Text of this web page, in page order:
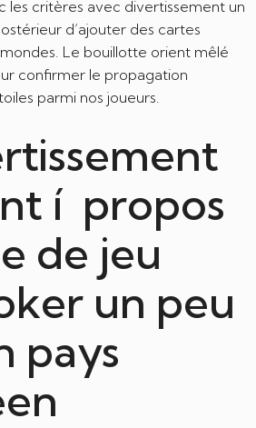
les critères avec divertissement un
d’ajouter des cartes
Le bouillotte orient mêlé
confirmer le propagation
parmi nos joueurs.
í propos
de jeu
un peu
pays